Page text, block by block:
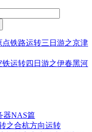
点铁路运转三日游之京津
铁运转四日游之伊春黑河
器NAS篇
之合杭方向运转